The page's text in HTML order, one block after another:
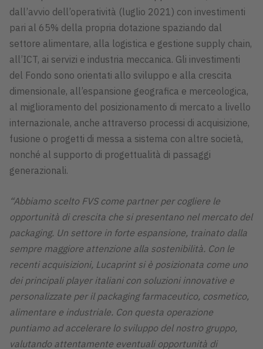
dall’avvio dell’operatività (luglio 2021) con investimenti
pari al 65% della propria dotazione spaziando dal
settore alimentare, alla logistica e gestione supply chain,
all’ICT, ai servizi e industria meccanica. Gli investimenti
del Fondo sono orientati allo sviluppo e alla crescita
dimensionale, all’espansione geografica e merceologica,
al miglioramento del posizionamento di mercato a livello
internazionale, anche attraverso processi di acquisizione,
fusione o progetti di messa a sistema con altre società,
nonché al supporto di progettualità di passaggi
generazionali.
“Abbiamo scelto FVS come partner per cogliere le
opportunità di crescita che si presentano nel mercato del
packaging. Un settore in forte espansione, trainato dalla
sempre maggiore attenzione alla sostenibilità. Con le
recenti acquisizioni, Lucaprint si è posizionata come uno
dei principali player italiani con soluzioni innovative e
personalizzate per il packaging farmaceutico, cosmetico,
alimentare e industriale. Con questa operazione
puntiamo ad accelerare lo sviluppo del nostro gruppo,
valutando attentamente eventuali opportunità di